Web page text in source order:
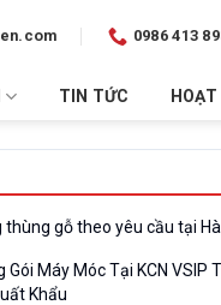
0986 413
TIN TỨC
thùng gỗ theo yêu cầu tại
Gói Máy Móc Tại KCN VSIP
Khẩu